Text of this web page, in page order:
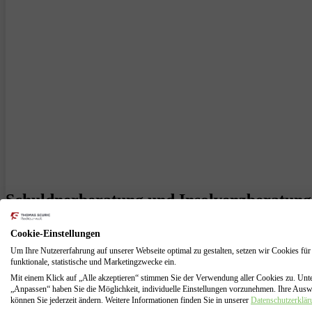
Schuldnerberatung und
Als Selbstständiger stehen Sie oft vor einzigartigen finanziellen
Schwierigkeiten haben, mit Schulden und anderen finanziellen
Sie in einer solchen Situation sind, wissen Sie, dass Sie nicht allein
helfen.
Unser Team von erfahrenen Beratern versteht die
Probleme zu finden. Wir bieten umfassende Insolvenzberatung für
Cookie-Einstellungen
Um Ihre Nutzererfahrung auf unserer Webseite optimal zu gestalten, setzen wir Cookies für
funktionale, statistische und Marketingzwecke ein.
Mit einem Klick auf „Alle akzeptieren“ stimmen Sie der Verwendung aller Cookies zu.
„Anpassen“ haben Sie die Möglichkeit, individuelle Einstellungen vorzunehmen. Ihre
können Sie jederzeit ändern. Weitere Informationen finden Sie in unserer